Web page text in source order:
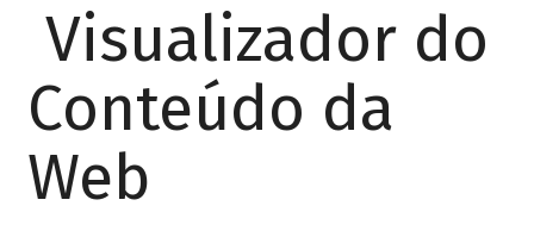
Visualizador do
Conteúdo da
Web